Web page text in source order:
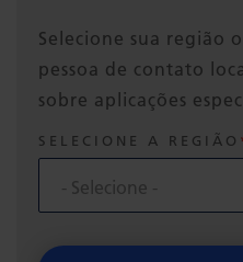
Selecione sua região
pessoa de contato
sobre aplicações
SELECIONE A REGIÃO